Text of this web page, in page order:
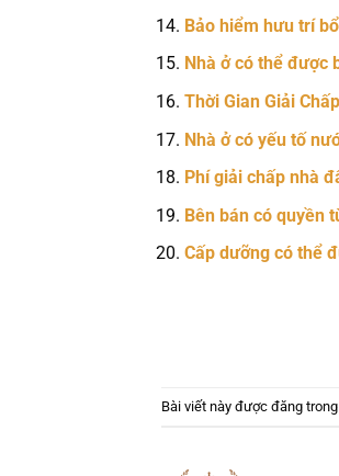
Bảo hiểm hưu trí
Nhà ở có thể được
Thời Gian Giải
Nhà ở có yếu tố
Phí giải chấp nhà
Bên bán có quyền
Cấp dưỡng có thể
Bài viết này được đăng trong